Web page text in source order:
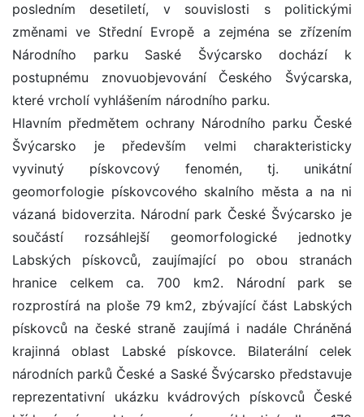
posledním desetiletí, v souvislosti s politickými
změnami ve Střední Evropě a zejména se zřízením
Národního parku Saské Švýcarsko dochází k
postupnému znovuobjevování Českého Švýcarska,
které vrcholí vyhlášením národního parku.
Hlavním předmětem ochrany Národního parku České
Švýcarsko je především velmi charakteristicky
vyvinutý pískovcový fenomén, tj. unikátní
geomorfologie pískovcového skalního města a na ni
vázaná bidoverzita. Národní park České Švýcarsko je
součástí rozsáhlejší geomorfologické jednotky
Labských pískovců, zaujímající po obou stranách
hranice celkem ca. 700 km2. Národní park se
rozprostírá na ploše 79 km2, zbývající část Labských
pískovců na české straně zaujímá i nadále Chráněná
krajinná oblast Labské pískovce. Bilaterální celek
národních parků České a Saské Švýcarsko představuje
reprezentativní ukázku kvádrových pískovců České